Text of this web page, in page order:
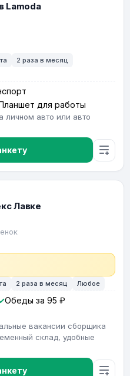
Lamoda
2 раза в месяц
для работы
личном авто или авто
Лавке
2 раза в месяц Любое
Обеды за 95 ₽
вакансии сборщика
склад, удобные